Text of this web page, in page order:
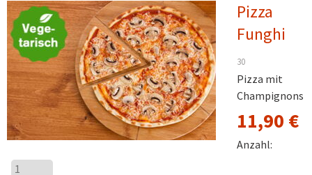
Pizza
Funghi
30
Pizza mit
Champignons
11,90 €
Anzahl: